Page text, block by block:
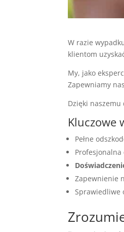
W razie
klientom
My, jako
Zapewniamy
Dzięki naszemu
Kluczowe
Pełne
Profesjonalna
Zapewnienie
Sprawiedliwe